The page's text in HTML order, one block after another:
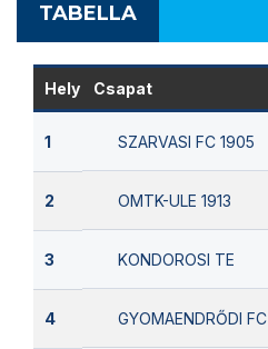
TABELLA
Hely Csapat
1 SZARVASI FC 1905
2 OMTK-ULE 1913
3 KONDOROSI TE
4 GYOMAENDRŐDI FC